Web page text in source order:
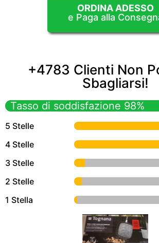
ORDINA ADESSO
e Paga alla
+4783 Clienti Non
Sbagliarsi!
Tasso di soddisfazione 98%
5 Stelle
4 Stelle
3 Stelle
2 Stelle
1 Stella